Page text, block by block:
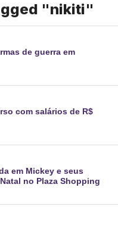
"nikiti"
de guerra em
com salários de R$
em Mickey e seus
no Plaza Shopping